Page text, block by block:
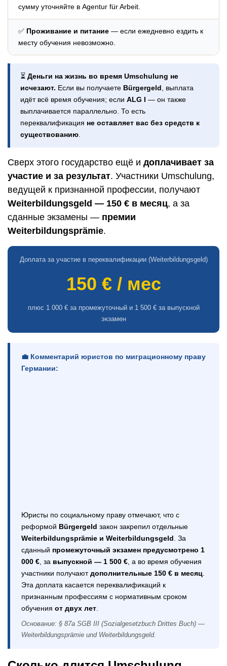
сумму уточняйте в Agentur für Arbeit.
✅ Проживание и питание — если ежедневно ездить к
месту обучения невозможно.
⏳ Деньги на жизнь во время Umschulung не
исчезают. Если вы получаете Bürgergeld , выплата
идёт всё время обучения; если ALG I — он также
выплачивается параллельно. То есть
переквалификация не оставляет вас без средств к
существованию
Сверх этого государство ещё и доплачивает за
участие и за результат. Участники Umschulung,
ведущей к признанной профессии, получают
Weiterbildungsgeld — 150 € в месяц, а за
сданные экзамены — премии
Weiterbildungsprämie.
Доплата за участие в переквалификации (Weiterbildungsgeld)
150 € / мес
плюс 1 000 € за промежуточный и 1 500 € за выпускной
экзамен
💼 Комментарий юристов по миграционному праву
Германии:
Юристы по социальному праву отмечают, что с
реформой Bürgergeld закон закрепил отдельные
Weiterbildungsprämie и Weiterbildungsgeld . За
сданный промежуточный экзамен предусмотрено 1
000 € , за выпускной — 1 500 € , а во время обучения
участники получаютдополнительные 150 € в месяц
Эта доплата касается переквалификаций к
признанным профессиям с нормативным сроком
обучения от двух лет
Основание: § 87a SGB III (Sozialgesetzbuch Drittes Buch) —
Weiterbildungsprämie und Weiterbildungsgeld.